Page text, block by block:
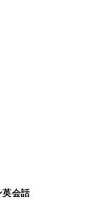
英会話